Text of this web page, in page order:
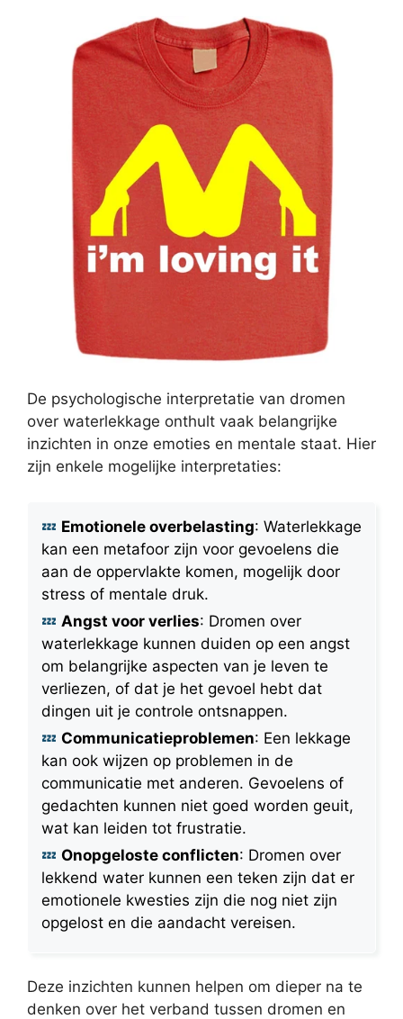
De psychologische interpretatie van dromen
over waterlekkage onthult vaak belangrijke
inzichten in onze emoties en mentale staat. Hier
zijn enkele mogelijke interpretaties:
Emotionele overbelasting: Waterlekkage
kan een metafoor zijn voor gevoelens die
aan de oppervlakte komen, mogelijk door
stress of mentale druk.
Angst voor verlies: Dromen over
waterlekkage kunnen duiden op een angst
om belangrijke aspecten van je leven te
verliezen, of dat je het gevoel hebt dat
dingen uit je controle ontsnappen.
Communicatieproblemen: Een lekkage
kan ook wijzen op problemen in de
communicatie met anderen. Gevoelens of
gedachten kunnen niet goed worden geuit,
wat kan leiden tot frustratie.
Onopgeloste conflicten: Dromen over
lekkend water kunnen een teken zijn dat er
emotionele kwesties zijn die nog niet zijn
opgelost en die aandacht vereisen.
Deze inzichten kunnen helpen om dieper na te
denken over het verband tussen dromen en